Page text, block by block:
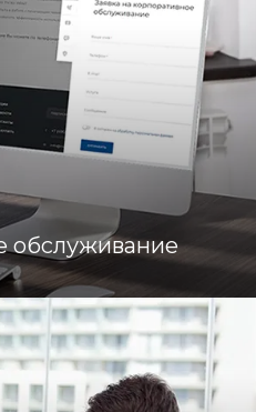
обслуживание